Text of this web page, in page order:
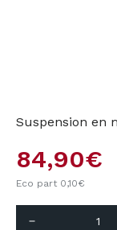
Suspension en
84,90€
Eco part 0,10€
remove